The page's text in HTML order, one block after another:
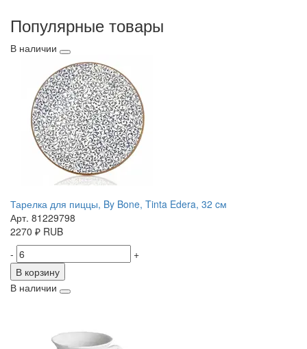
Популярные товары
В наличии
Тарелка для пиццы, By Bone, Tinta Edera, 32 cм
Арт. 81229798
2270 ₽ RUB
-
+
В корзину
В наличии